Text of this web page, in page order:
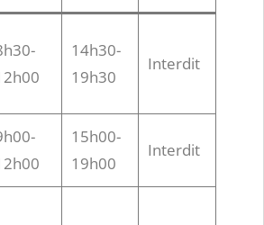
14h30-
19h30
Interdit
15h00-
19h00
Interdit